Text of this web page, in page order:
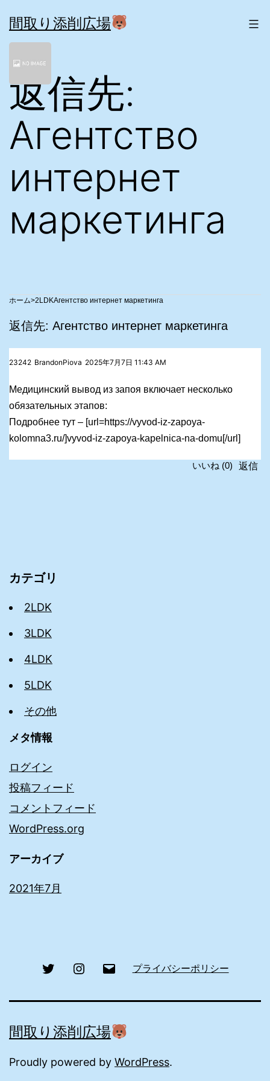
ン
テ
ン
間取り添削広場
返信先:
Aгентство
интернет
маркетинга
>2LDKAгентство интернет маркетинга
返信先: Aгентство интернет маркетинга
23242 BrandonPiova 2025年7月7日 11:43 AM
Медицинский вывод из запоя включает несколько
обязательных этапов:
Подробнее тут – [url=https://vyvod-iz-zapoya-
kolomna3.ru/]vyvod-iz-zapoya-kapelnica-na-domu[/url]
返信
いいね (0)
カテゴリ
2LDK
3LDK
4LDK
5LDK
その他
メタ情報
ログイン
投稿フィード
コメントフィード
WordPress.org
アーカイブ
2021年7月
Twitter Instagram
ル
プライバシーポリシー
間取り添削広場
Proudly powered by WordPress.